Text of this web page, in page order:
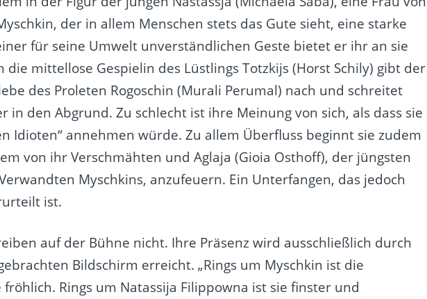
der in allem Menschen stets das Gute sieht, eine starke
für seine Umwelt unverständlichen Geste bietet er ihr an sie
die mittellose Gespielin des Lüstlings Totzkijs (Horst Schily) gibt der
des Proleten Rogoschin (Murali Perumal) nach und schreitet
in den Abgrund. Zu schlecht ist ihre Meinung von sich, als dass sie
Idioten“ annehmen würde. Zu allem Überfluss beginnt sie zudem
von ihr Verschmähten und Aglaja (Gioia Osthoff), der jüngsten
Myschkins, anzufeuern. Ein Unterfangen, das jedoch
ist.
auf der Bühne nicht. Ihre Präsenz wird ausschließlich durch
Bildschirm erreicht. „Rings um Myschkin ist die
Rings um Natassija Filippowna ist sie finster und